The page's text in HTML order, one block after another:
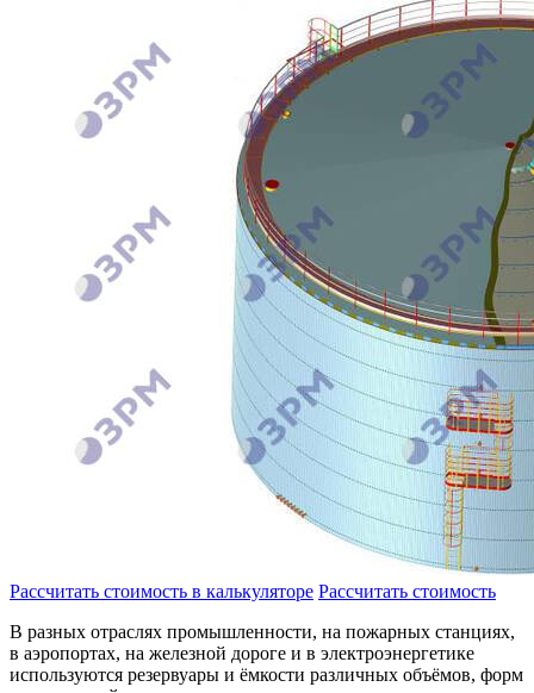
Рассчитать стоимость в калькуляторе Рассчитать стоимость
В разных отраслях промышленности, на пожарных станциях,
в аэропортах, на железной дороге и в электроэнергетике
используются резервуары и ёмкости различных объёмов, форм